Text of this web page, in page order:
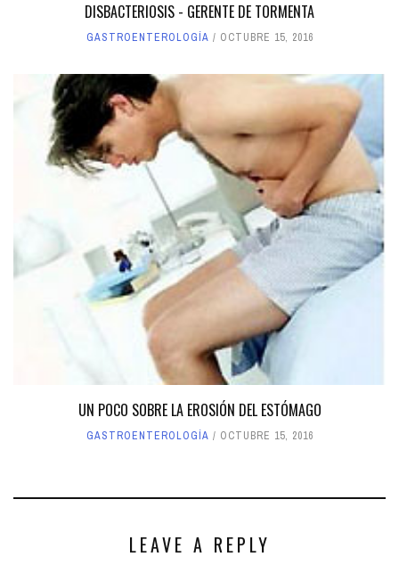
DISBACTERIOSIS - GERENTE DE TORMENTA
GASTROENTEROLOGÍA OCTUBRE 15, 2016
UN POCO SOBRE LA EROSIÓN DEL ESTÓMAGO
GASTROENTEROLOGÍA OCTUBRE 15, 2016
LEAVE A REPLY